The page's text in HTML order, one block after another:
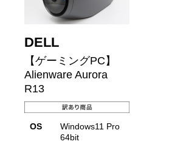
DELL
【ゲーミングPC】
Alienware Aurora
R13
OS
Windows11 Pro
64bit